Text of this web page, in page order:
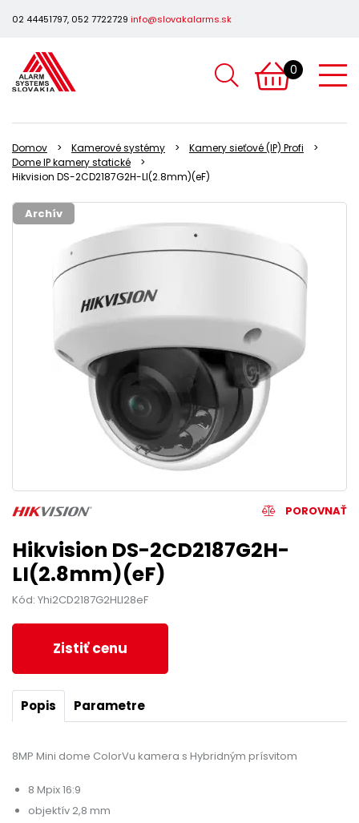
02 44451797, 052 7722729 info@slovakalarms.sk
0
Domov Kamerové systémy
Kamery sieťové (IP) Profi
Dome IP kamery statické
Hikvision DS-2CD2187G2H-LI(2.8mm)(eF)
Archív
POROVNAŤ
Hikvision DS-2CD2187G2H-
LI(2.8mm)(eF)
Kód: Yhi2CD2187G2HLI28eF
Zistiť cenu
Popis Parametre
8MP Mini dome ColorVu kamera s Hybridným prísvitom
8 Mpix 16:9
objektív 2,8 mm